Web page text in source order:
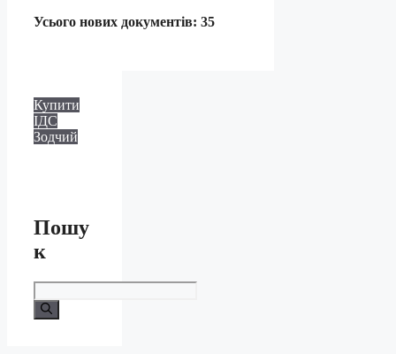
Усього нових документів: 35
Купити
ІДС
Зодчий
Пошу
к
Шукати